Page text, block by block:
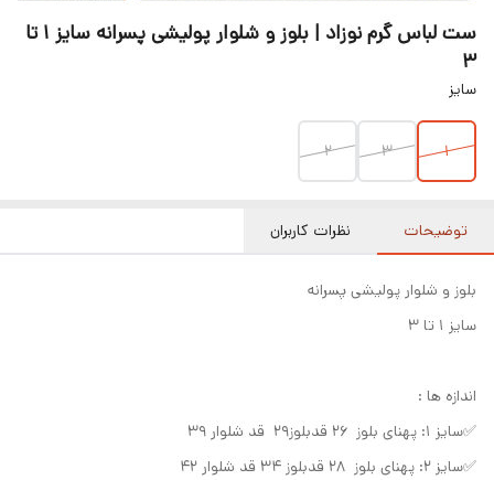
ست لباس گرم نوزاد | بلوز و شلوار پولیشی پسرانه سایز ۱ تا
۳
سایز
۱ ۳ ۲
توضیحات نظرات کاربران
بلوز و شلوار پولیشی پسرانه
سایز ۱ تا ۳
اندازه ها :
✅سایز ۱: پهنای بلوز ۲۶ قدبلوز۲۹ قد شلوار ۳۹
✅سایز ۲: پهنای بلوز ۲۸ قدبلوز ۳۴ قد شلوار ۴۲